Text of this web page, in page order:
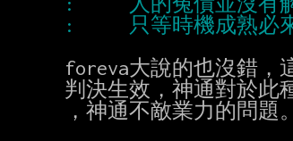
foreva大說的也沒錯，
判決生效，神通對於此
，神通不敵業力的問題。